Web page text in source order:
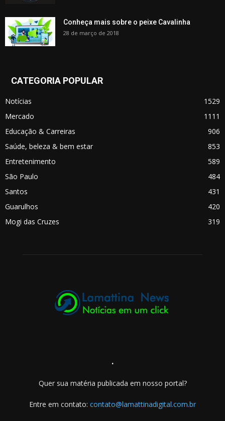
Conheça mais sobre o peixe Cavalinha
28 de março de 2018
CATEGORIA POPULAR
Notícias
1529
Mercado
1111
Educação & Carreiras
906
Saúde, beleza & bem estar
853
Entretenimento
589
São Paulo
484
Santos
431
Guarulhos
420
Mogi das Cruzes
319
.
Quer sua matéria publicada em nosso portal?
Entre em contato: contato@lamattinadigital.com.br